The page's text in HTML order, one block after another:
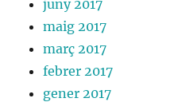
juny 2017
maig 2017
març 2017
febrer 2017
gener 2017